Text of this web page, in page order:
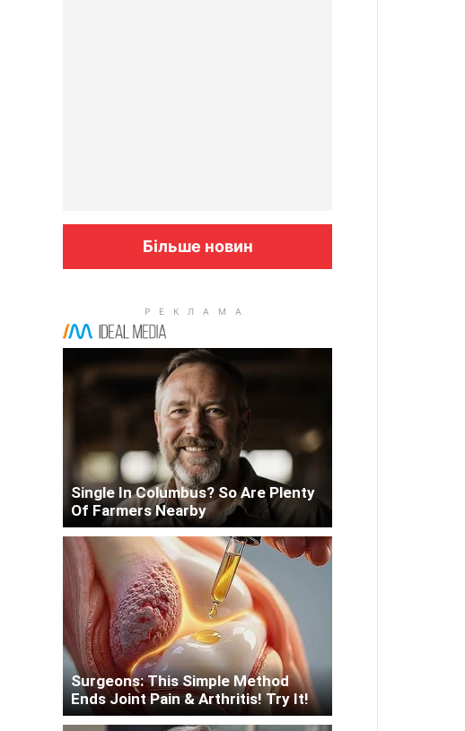
Більше новин
Single In Columbus? So Are Plenty
Of Farmers Nearby
Surgeons: This Simple Method
Ends Joint Pain & Arthritis! Try It!